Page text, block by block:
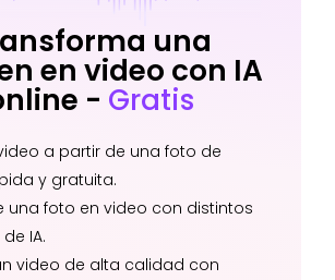
una
en video con IA
- Gratis
a partir de una foto de
y gratuita.
una foto en video con distintos
IA.
video de alta calidad con